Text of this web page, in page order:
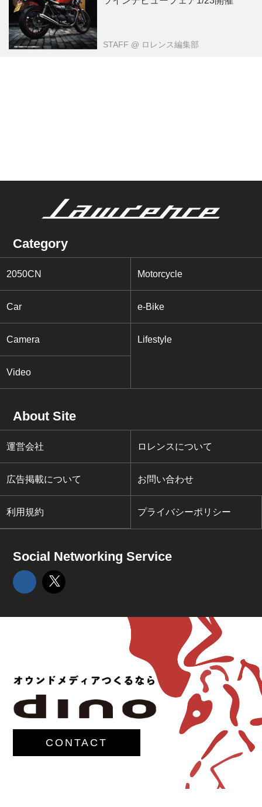
STAFF @ ロレンス編集部
Category
2050CN Motorcycle
Car e-Bike
Camera Lifestyle
Video
About Site
運営会社 ロレンスについて
広告掲載について お問い合わせ
利用規約 プライバシーポリシー
Social Networking Service
CONTACT